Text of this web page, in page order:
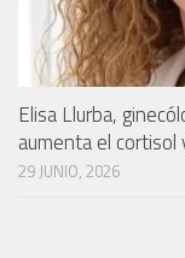
Elisa Llurba,
aumenta el cortisol
29 JUNIO, 2026